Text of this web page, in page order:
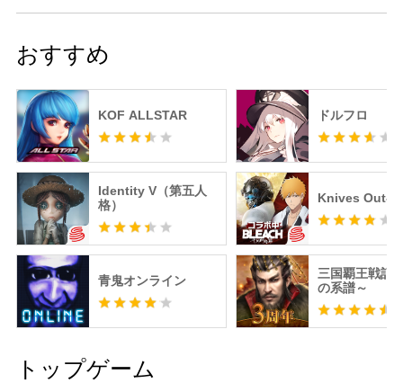
おすすめ
KOF ALLSTAR ドルフロ
Identity V（第五人
格）
Knives Out-
青鬼オンライン
三国覇王戦記
の系譜～
トップゲーム